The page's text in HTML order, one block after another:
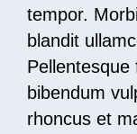
tempor.
blandit
bibendum
rhoncus et